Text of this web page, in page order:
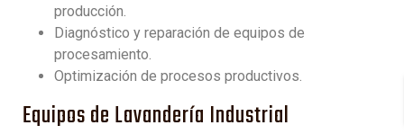
producción.
Diagnóstico y reparación de equipos de
procesamiento.
Optimización de procesos productivos.
Equipos de Lavandería Industrial